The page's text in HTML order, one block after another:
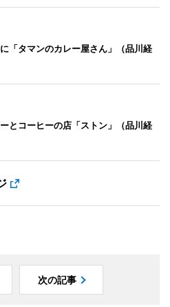
「タマンのカレー屋さん」（品川経
とコーヒーの店「ストン」（品川経
次の記事